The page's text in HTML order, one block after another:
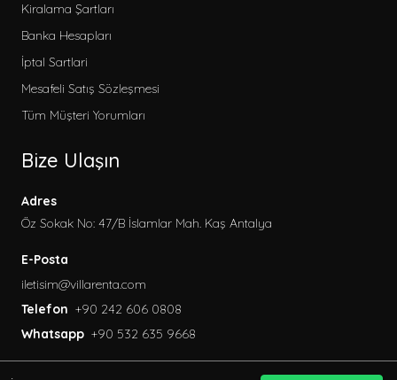
Kiralama Şartları
Banka Hesapları
İptal Sartlari
Mesafeli Satış Sözleşmesi
Tüm Müşteri Yorumları
Bize Ulaşın
Adres
Öz Sokak No: 47/B İslamlar Mah. Kaş Antalya
E-Posta
iletisim@villarenta.com
Telefon +90 242 606 0808
Whatsapp +90 532 635 9668